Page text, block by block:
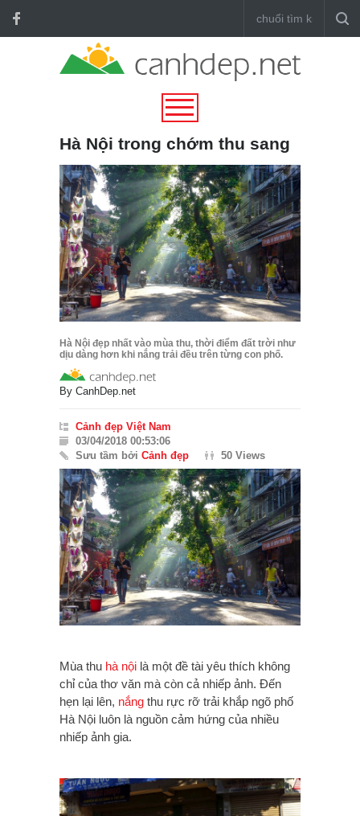
Hà Nội trong chớm thu sang
Hà Nội đẹp nhất vào mùa thu, thời điểm đất trời như
dịu dàng hơn khi nắng trải đều trên từng con phố.
By CanhDep.net
Cảnh đẹp Việt Nam
03/04/2018 00:53:06
Sưu tầm bởi Cảnh đẹp 50 Views
Mùa thu hà nội là một đề tài yêu thích không
chỉ của thơ văn mà còn cả nhiếp ảnh. Đến
hẹn lại lên, nắng thu rực rỡ trải khắp ngõ phố
Hà Nội luôn là nguồn cảm hứng của nhiều
nhiếp ảnh gia.